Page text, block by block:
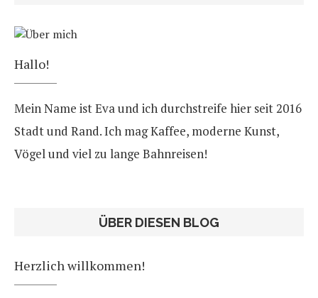
Hallo!
Mein Name ist Eva und ich durchstreife hier seit 2016
Stadt und Rand. Ich mag Kaffee, moderne Kunst,
Vögel und viel zu lange Bahnreisen!
ÜBER DIESEN BLOG
Herzlich willkommen!